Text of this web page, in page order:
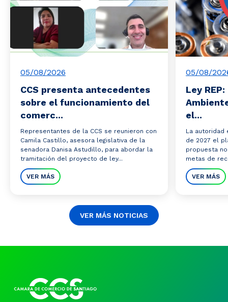
05/08/2026
CCS presenta antecedentes
sobre el funcionamiento del
comerc...
Representantes de la CCS se reunieron con
Camila Castillo, asesora legislativa de la
senadora Danisa Astudillo, para abordar la
tramitación del proyecto de ley...
VER MÁS
05/08/
Ley
el...
La autoridad
de 2027 el
propuesta
metas de
VER MÁS
VER MÁS NOTICIAS